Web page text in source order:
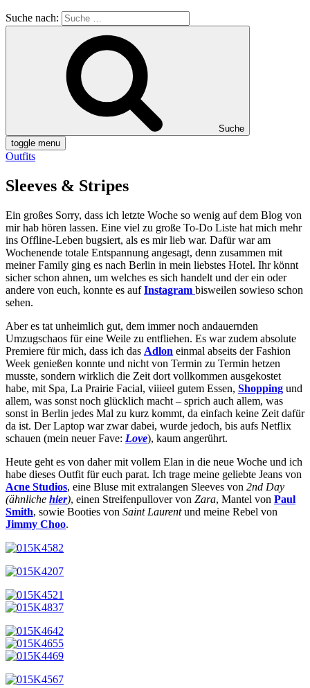
Suche nach:
Suche
toggle menu
Outfits
Sleeves & Stripes
Ein großes Sorry, dass ich letzte Woche so wenig auf dem Blog von
mir hab hören lassen. Eine viel zu große To-Do Liste hat mich mehr
ins Offline-Leben bugsiert, als es mir lieb war. Dafür war am
Wochenende totale Entspannung angesagt, denn zusammen mit
meiner Family ging es nach Berlin in mein liebstes Hotel. Ihr könnt
sicher schon ahnen, um welches es sich handelt und der ein oder
andere von euch, konnte es aufInstagram bisweilen sowieso schon
sehen.
Aber es tat unheimlich gut, dem immer noch andauernden
Umzugschaos für eine Weile zu entfliehen. Es war zudem absolute
Premiere für mich, dass ich das Adlon einmal abseits der Fashion
Week genießen konnte und nicht von Termin zu Termin hetzen
musste, sondern wirklich die Zeit dort vollkommen ausgekostet
habe, mit Spa, La Prairie Facial, viiieel gutem Essen, Shopping und
allem, was sonst noch glücklich macht – sprich auch allem, was
sonst in Berlin jedes Mal zu kurz kommt, da einfach keine Zeit dafür
da ist. Der Laptop war zwar dabei, wurde jedoch, bis aufs Netflix
schauen (mein neuer Fave: Love), kaum angerührt.
Heute geht es von daher mit vollem Elan in die neue Woche und ich
habe dieses Outfit für euch parat. Ich trage meine geliebte Jeans von
Acne Studios, eine Bluse mit extralangen Sleeves von 2nd Day
(ähnliche hier), einen Streifenpullover von Zara, Mantel von Paul
Smith, sowie Booties von Saint Laurentund meine Rebel von
Jimmy Choo.